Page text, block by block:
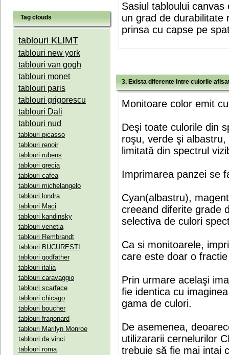
Tag clouds
tablouri KLIMT
tablouri new york
tablouri van gogh
tablouri monet
tablouri paris
tablouri grigorescu
tablouri Dali
tablouri nud
tablouri picasso
tablouri renoir
tablouri rubens
tablouri grecia
tablouri cafea
tablouri michelangelo
tablouri londra
tablouri Maci
tablouri kandinsky
tablouri venetia
tablouri Rembrandt
tablouri BUCURESTI
tablouri godfather
tablouri italia
tablouri caravaggio
tablouri scarface
tablouri chicago
tablouri boucher
tablouri fragonard
tablouri Marilyn Monroe
tablouri da vinci
tablouri roma
Sasiul tabloului
un grad de durabilitate
prinsa cu capse pe
3. Exista diferente intre culorile
Monitoare color emit
Deşi toate culorile din
roşu, verde şi
limitată din spectrul
Imprimarea panzei se
Cyan(albastru),
creeand diferite grade
selectiva de culori
Ca si monitoarele,
care este doar o
Prin urmare acelaşi
fie identica cu
gama de culori.
De asemenea,
utilizararii cernelurilor
trebuie să fie mai intai